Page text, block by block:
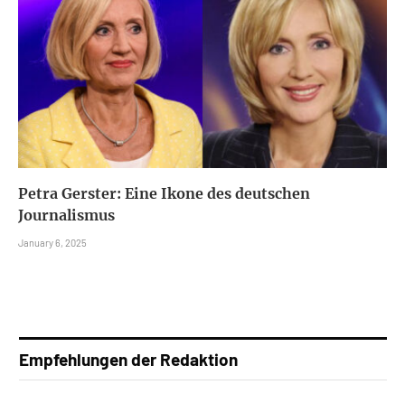
Petra Gerster: Eine Ikone des deutschen
Journalismus
January 6, 2025
Empfehlungen der Redaktion